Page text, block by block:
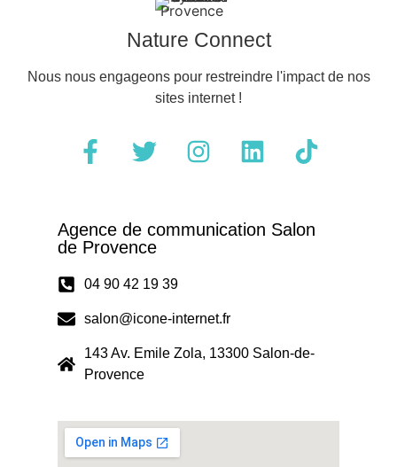
Nature Connect
Nous nous engageons pour restreindre l'impact de nos
sites internet !
Agence de communication Salon
de Provence
04 90 42 19 39
salon@icone-internet.fr
143 Av. Emile Zola, 13300 Salon-de-
Provence